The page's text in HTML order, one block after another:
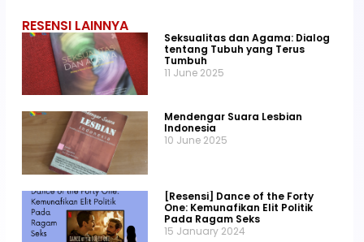
RESENSI LAINNYA
Seksualitas dan Agama: Dialog
tentang Tubuh yang Terus
Tumbuh
11 June 2025
Mendengar Suara Lesbian
Indonesia
10 June 2025
[Resensi] Dance of the Forty
One: Kemunafikan Elit Politik
Pada Ragam Seks
15 January 2024